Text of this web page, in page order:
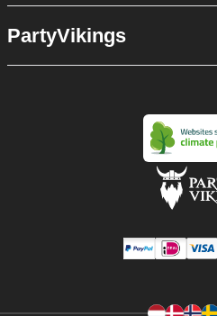
PartyVikings